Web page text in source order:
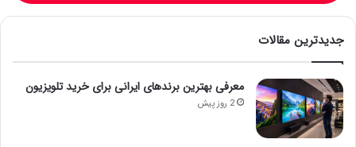
جدیدترین مقالات
معرفی بهترین برندهای ایرانی برای خرید تلویزیون
2 روز پیش